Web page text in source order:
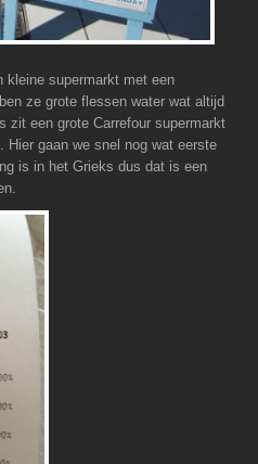
kleine supermarkt met een
ze grote flessen water wat altijd
zit een grote Carrefour supermarkt
Hier gaan we snel nog wat eerste
is in het Grieks dus dat is een